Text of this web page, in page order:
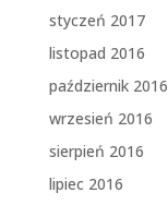
styczeń 2017
listopad 2016
październik 2016
wrzesień 2016
sierpień 2016
lipiec 2016